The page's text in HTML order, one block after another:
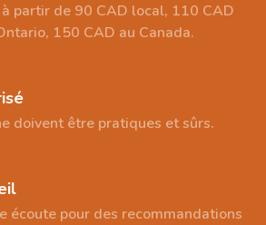
partir de 90 CAD local, 110 CAD
150 CAD au Canada.
doivent être pratiques et sûrs.
écoute pour des recommandations